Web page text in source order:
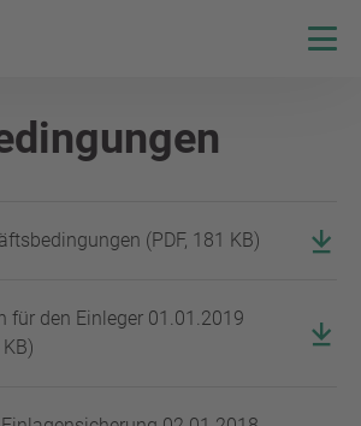
(PDF, 181 KB)
für den Einleger 01.01.2019
)